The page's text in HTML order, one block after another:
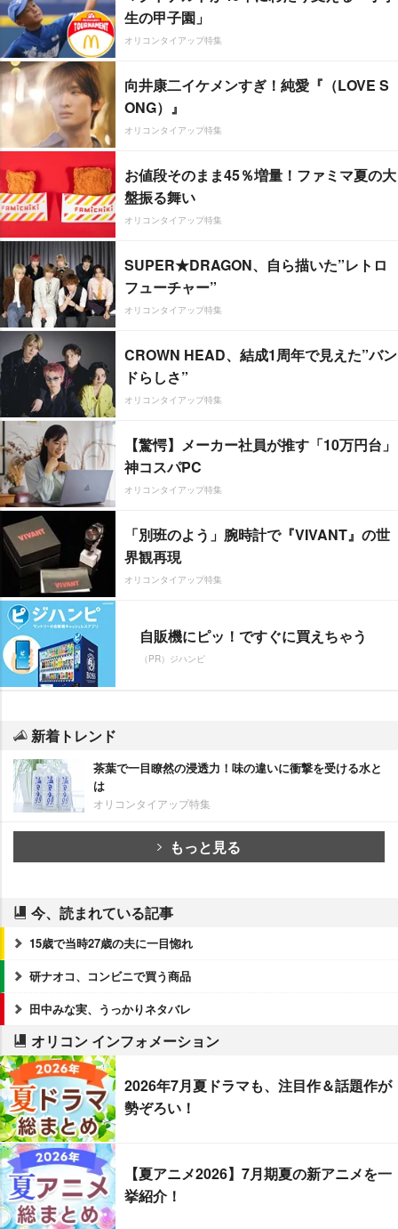
生の甲子園」
オリコンタイアップ特集
向井康二イケメンすぎ！純愛『（LOVE S
ONG）』
オリコンタイアップ特集
お値段そのまま45％増量！ファミマ夏の大
盤振る舞い
オリコンタイアップ特集
SUPER★DRAGON、自ら描いた”レトロ
フューチャー”
オリコンタイアップ特集
CROWN HEAD、結成1周年で見えた”バン
ドらしさ”
オリコンタイアップ特集
【驚愕】メーカー社員が推す「10万円台」
神コスパPC
オリコンタイアップ特集
「別班のよう」腕時計で『VIVANT』の世
界観再現
オリコンタイアップ特集
自販機にピッ！ですぐに買えちゃう
（PR）ジハンピ
新着トレンド
茶葉で一目瞭然の浸透力！味の違いに衝撃を受ける水と
は
オリコンタイアップ特集
もっと見る
今、読まれている記事
15歳で当時27歳の夫に一目惚れ
研ナオコ、コンビニで買う商品
田中みな実、うっかりネタバレ
オリコン インフォメーション
2026年7月夏ドラマも、注目作＆話題作が
勢ぞろい！
【夏アニメ2026】7月期夏の新アニメを一
挙紹介！